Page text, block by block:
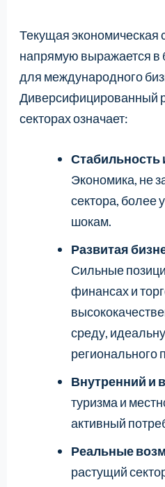
Текущая экономическая
напрямую выражается в
для международного
Диверсифицированный
секторах означает:
Стабильность
Экономика, не
сектора, более
шокам.
Развитая
Сильные
финансах и
среду,
регионального
Внутренний и
туризма и
активный
Реальные
растущий